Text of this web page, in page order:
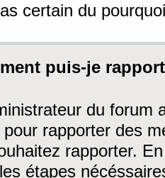
certain du
puis-je
du forum
pour rapporter des
rapporter.
étapes